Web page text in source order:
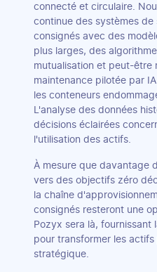
connecté et circulaire.
continue des systèmes de
consignés avec des
plus larges, des
mutualisation et peut-être
maintenance pilotée par
les conteneurs
L'analyse des données
décisions éclairées
l'utilisation des actifs.
À mesure que davantage
vers des objectifs zéro
la chaîne
consignés resteront une
Pozyx sera là, fournissant
pour transformer les
stratégique.